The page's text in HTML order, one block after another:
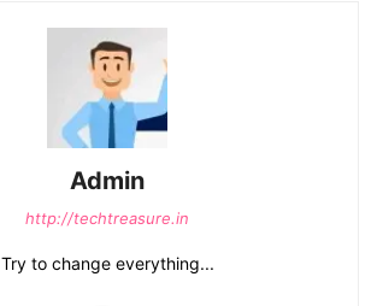
Admin
http://techtreasure.in
Try to change everything...